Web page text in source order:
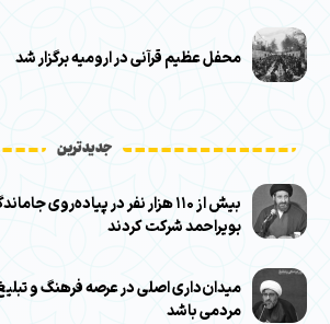
محفل عظیم قرآنی در ارومیه برگزار شد
جدیدترین
بیش از ۱۱۰ هزار نفر در پیاده‌روی
بویراحمد شرکت کردند
میدان‌داری اصلی در عرصه فرهنگ و
مردمی باشد